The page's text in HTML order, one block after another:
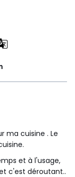
ma cuisine . Le
et à l'usage,
c'est déroutant..